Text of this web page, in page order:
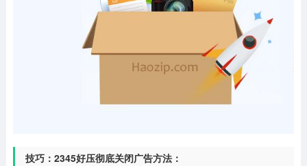
技巧：2345好压彻底关闭广告方法：